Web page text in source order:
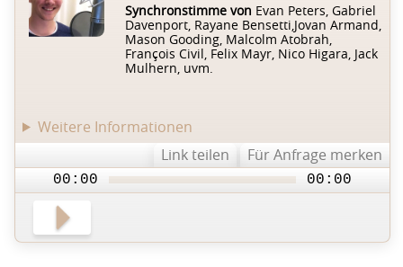
Synchronstimme von Evan Peters, Gabriel
Davenport, Rayane Bensetti,Jovan Armand,
Mason Gooding, Malcolm Atobrah,
François Civil, Felix Mayr, Nico Higara, Jack
Mulhern, uvm.
Weitere Informationen
Link teilen
Für Anfrage merken
00:00 00:00